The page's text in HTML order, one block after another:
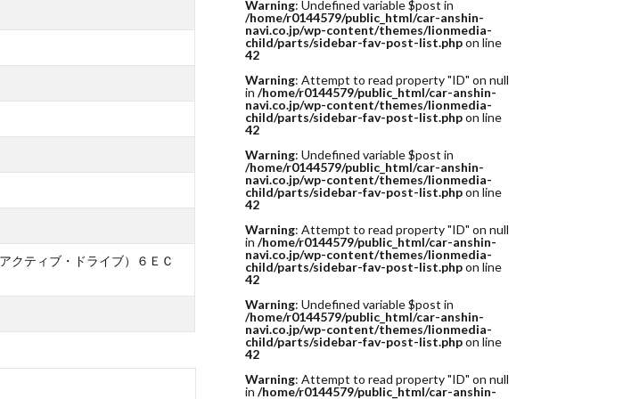
クティブ・ドライブ）６ＥＣ
Warning: Undefined variable $post in
/home/r0144579/public_html/car-anshin-
navi.co.jp/wp-content/themes/lionmedia-
child/parts/sidebar-fav-post-list.phpon line
42
Warning: Attempt to read property "ID" on null
in /home/r0144579/public_html/car-anshin-
navi.co.jp/wp-content/themes/lionmedia-
child/parts/sidebar-fav-post-list.phpon line
42
Warning: Undefined variable $post in
/home/r0144579/public_html/car-anshin-
navi.co.jp/wp-content/themes/lionmedia-
child/parts/sidebar-fav-post-list.phpon line
42
Warning: Attempt to read property "ID" on null
in /home/r0144579/public_html/car-anshin-
navi.co.jp/wp-content/themes/lionmedia-
child/parts/sidebar-fav-post-list.phpon line
42
Warning: Undefined variable $post in
/home/r0144579/public_html/car-anshin-
navi.co.jp/wp-content/themes/lionmedia-
child/parts/sidebar-fav-post-list.phpon line
42
Warning: Attempt to read property "ID" on null
in /home/r0144579/public_html/car-anshin-